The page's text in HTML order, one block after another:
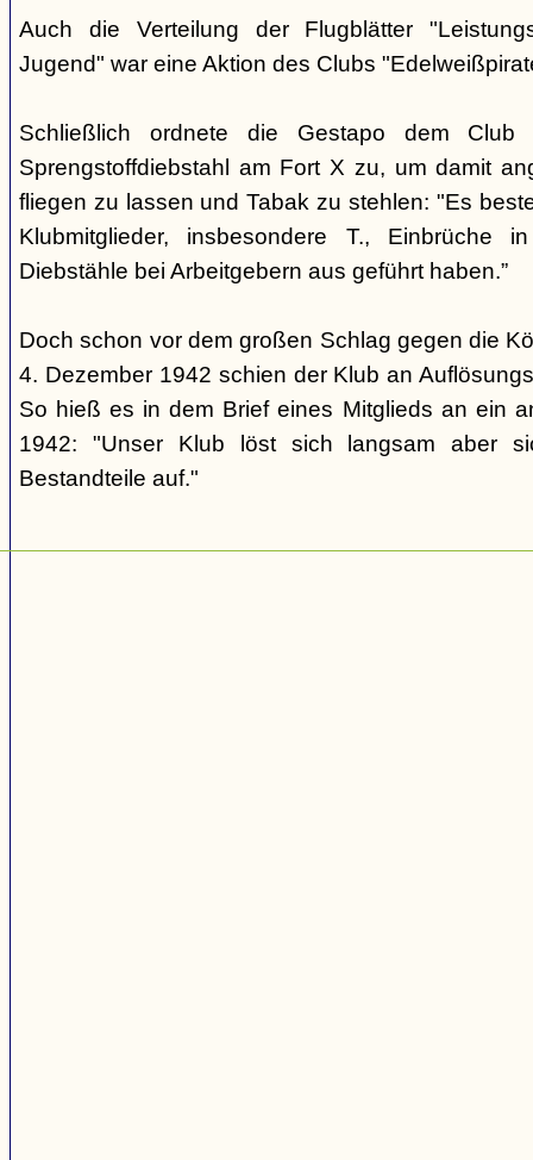
Auch die Verteilung der Flugblätter
Jugend" war eine Aktion des Clubs
Schließlich ordnete die Gestapo dem Club
Sprengstoffdiebstahl am Fort X zu, um damit
fliegen zu lassen und Tabak zu stehlen: "Es
Klubmitglieder, insbesondere T., Einbrüche
Diebstähle bei Arbeitgebern aus geführt haben.”
Doch schon vor dem großen Schlag gegen die
4. Dezember 1942 schien der Klub an
So hieß es in dem Brief eines Mitglieds an ein
1942: "Unser Klub löst sich langsam aber
Bestandteile auf."